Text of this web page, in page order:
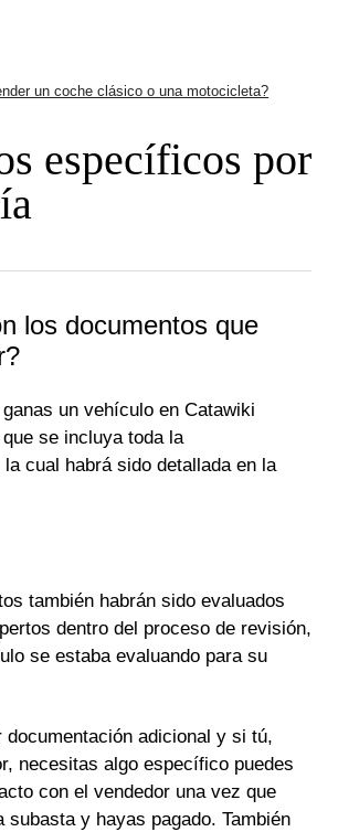
un coche clásico o una motocicleta?
específicos por
los documentos que
un vehículo en Catawiki
se incluya toda la
cual habrá sido detallada en la
también habrán sido evaluados
dentro del proceso de revisión,
se estaba evaluando para su
documentación adicional y si tú,
necesitas algo específico puedes
con el vendedor una vez que
subasta y hayas pagado. También